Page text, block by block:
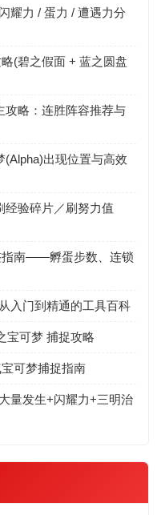
耀力 / 蛋力 / 遭遇力分
(碧之假面 + 蓝之圆盘
攻略：连胜阵容推荐与
(Alpha)出现位置与高效
经验碎片／刷努力值
指南——孵蛋步数、连锁
入门到精通的工具百科
宝可梦 捕捉攻略
可梦捕捉指南
量发生+闪耀力+三明治